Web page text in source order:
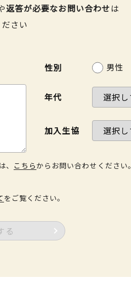
返答が必要なお問い合わせは
さい
性別 男性
年代
加入生協
こちらからお問い合わせください。
をご覧ください。
る